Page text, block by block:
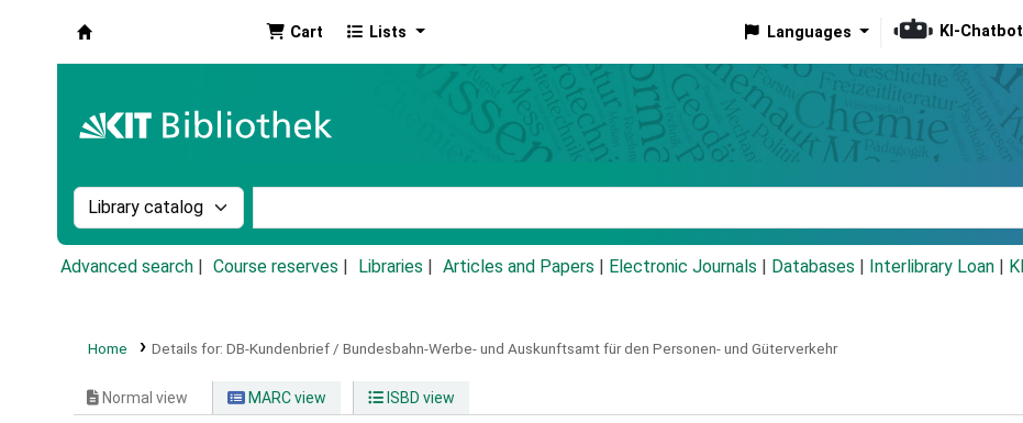
Cart Lists Languages KI-Chatbot
Search the catalog by:
Advanced search Course reserves Libraries Articles and Papers Electronic Journals Databases Interlibrary Loan
Home Details for: DB-Kundenbrief / Bundesbahn-Werbe- und Auskunftsamt für den Personen- und Güterverkehr
Normal view MARC view ISBD view